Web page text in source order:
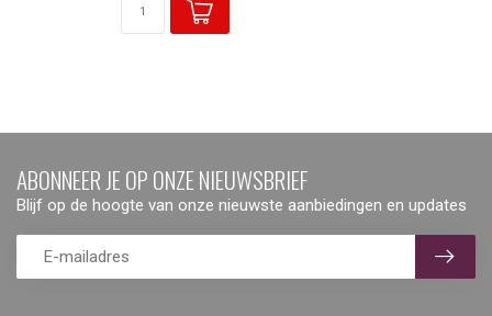
ABONNEER JE OP ONZE NIEUWSBRIEF
Blijf op de hoogte van onze nieuwste aanbiedingen en updates